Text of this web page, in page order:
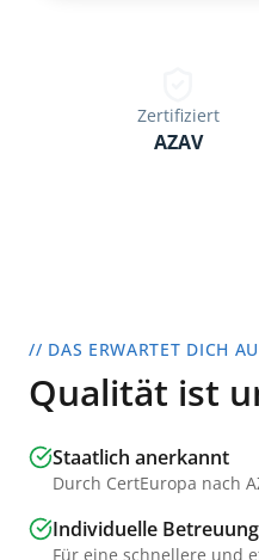
Zertifiziert
AZAV
// DAS ERWARTET DICH
Qualität ist
Staatlich anerkannt
Durch CertEuropa nach
Individuelle Betreuung
Für eine schnellere und